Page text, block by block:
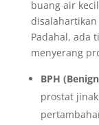
buang air
disalahartikan
Padahal, ada
menyerang
BPH
prostat